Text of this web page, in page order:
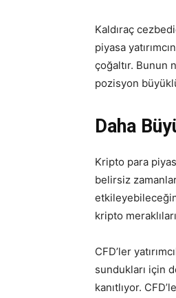
Kaldıraç
piyasa
çoğaltır. Bunun
pozisyon
Daha
Kripto para
belirsiz
kripto
CFD’ler
sundukları için
kanıtlıyor.